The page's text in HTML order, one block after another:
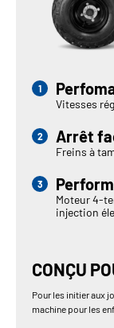
Vitesses
Arrêt
Freins à
Moteur 4-
injection
CONÇU
Pour les initier aux
machine pour les